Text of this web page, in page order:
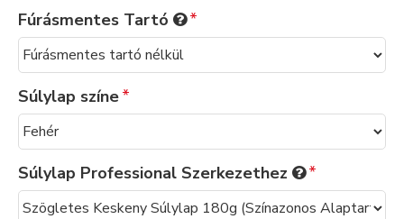
Fúrásmentes Tartó
Súlylap színe
Súlylap Professional Szerkezethez